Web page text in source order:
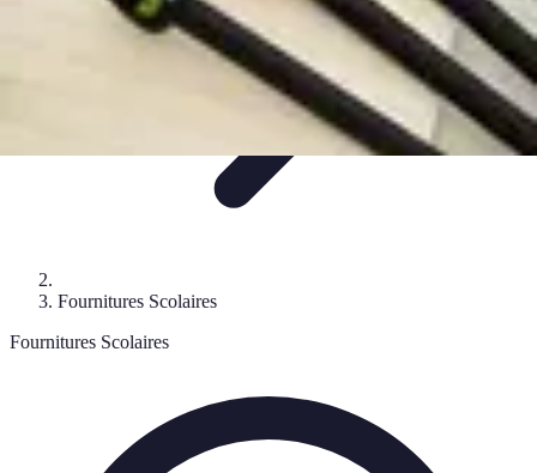
Fournitures Scolaires
Fournitures Scolaires